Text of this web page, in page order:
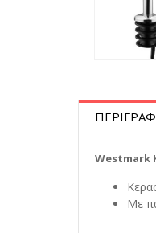
Westmark
Με